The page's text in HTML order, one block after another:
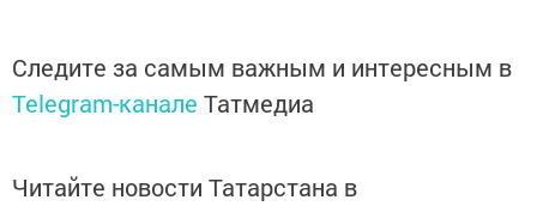
Следите за самым важным и интересным в
Telegram-канале Татмедиа
Читайте новости Татарстана в